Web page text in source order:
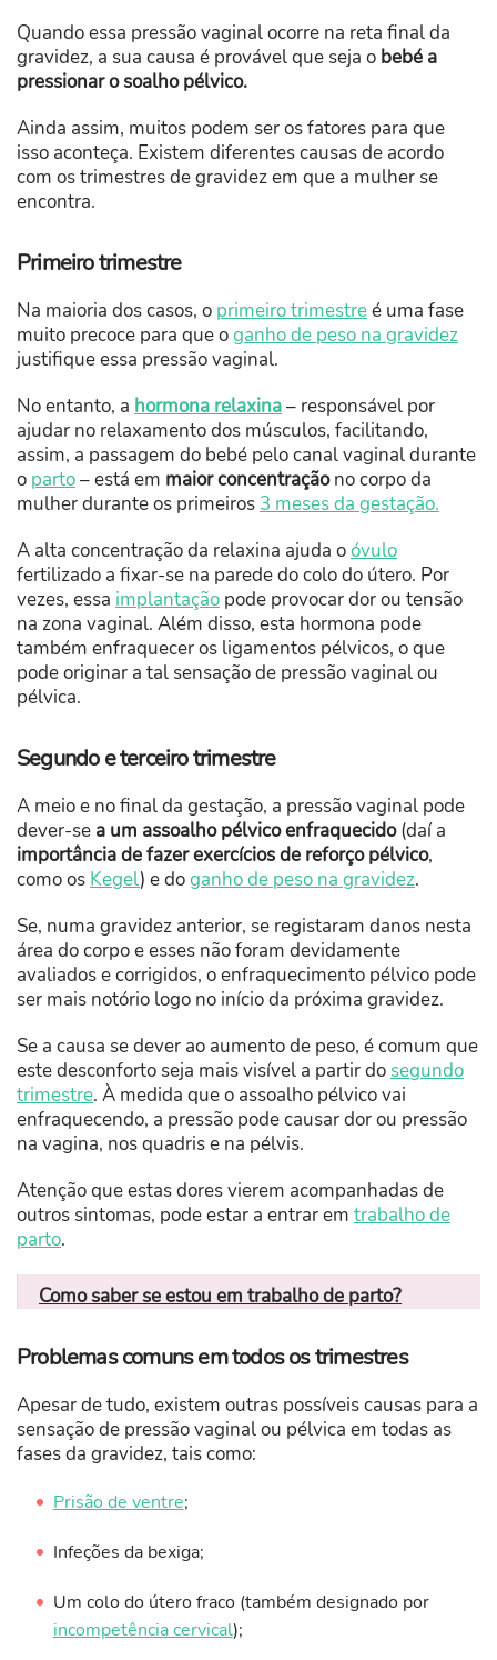
Quando essa pressão vaginal ocorre na reta final da
gravidez, a sua causa é provável que seja o bebé a
pressionar o soalho pélvico.
Ainda assim, muitos podem ser os fatores para que
isso aconteça. Existem diferentes causas de acordo
com os trimestres de gravidez em que a mulher se
encontra.
Primeiro trimestre
Na maioria dos casos, o primeiro trimestreé uma fase
muito precoce para que oganho de peso na gravidez
justifique essa pressão vaginal.
No entanto, a hormona relaxina– responsável por
ajudar no relaxamento dos músculos, facilitando,
assim, a passagem do bebé pelo canal vaginal durante
o parto– está em maior concentraçãono corpo da
mulher durante os primeiros 3 meses da gestação.
A alta concentração da relaxina ajuda oóvulo
fertilizado a fixar-se na parede do colo do útero. Por
vezes, essa implantação pode provocar dor ou tensão
na zona vaginal. Além disso, esta hormona pode
também enfraquecer os ligamentos pélvicos, o que
pode originar a tal sensação de pressão vaginal ou
pélvica.
Segundo e terceiro trimestre
A meio e no final da gestação, a pressão vaginal pode
dever-se a um assoalho pélvico enfraquecido(daí a
importância de fazer exercícios de reforço pélvico,
como os Kegel) e doganho de peso na gravidez.
Se, numa gravidez anterior, se registaram danos nesta
área do corpo e esses não foram devidamente
avaliados e corrigidos, o enfraquecimento pélvico pode
ser mais notório logo no início da próxima gravidez.
Se a causa se dever ao aumento de peso, é comum que
este desconforto seja mais visível a partir do segundo
trimestre. À medida que o assoalho pélvico vai
enfraquecendo, a pressão pode causar dor ou pressão
na vagina, nos quadris e na pélvis.
Atenção que estas dores vierem acompanhadas de
outros sintomas, pode estar a entrar em trabalho de
parto.
Como saber se estou em trabalho de parto?
Problemas comuns em todos os trimestres
Apesar de tudo, existem outras possíveis causas para a
sensação de pressão vaginal ou pélvica em todas as
fases da gravidez, tais como:
Prisão de ventre;
Infeções da bexiga;
Um colo do útero fraco (também designado por
incompetência cervical);